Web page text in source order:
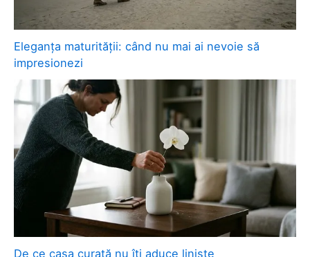
Eleganța maturității: când nu mai ai nevoie să
impresionezi
De ce casa curată nu îți aduce liniște